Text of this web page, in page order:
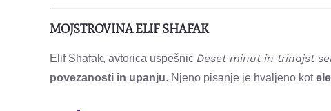
MOJSTROVINA ELIF SHAFAK
Elif Shafak, avtorica uspešnic Deset minut in trinajst
povezanosti in upanju. Njeno pisanje je hvaljeno kot